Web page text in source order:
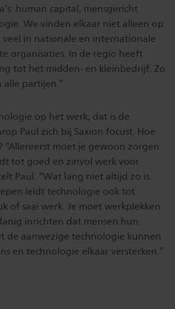
human capital, mensgericht
We vinden elkaar niet alleen op
veel in nationale en internationale
organisaties. In de regio heeft
tot het midden- en kleinbedrijf. Zo
alle partijen.”
op het werk, dat is de
Paul zich bij Saxion focust. Hoe
“Allereerst moet je gewoon zorgen
tot goed en zinvol werk voor
Paul. “Wat lang niet altijd zo is.
leidt technologie ook tot
of saai werk. Je moet werkplekken
inrichten dat mensen hun
de aanwezige technologie kunnen
en technologie elkaar versterken.”